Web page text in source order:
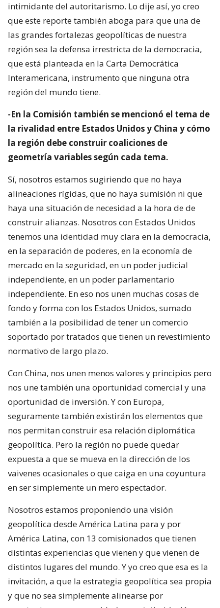
intimidante del autoritarismo. Lo dije así, yo creo
que este reporte también aboga para que una de
las grandes fortalezas geopolíticas de nuestra
región sea la defensa irrestricta de la democracia,
que está planteada en la Carta Democrática
Interamericana, instrumento que ninguna otra
región del mundo tiene.
-En la Comisión también se mencionó el tema de
la rivalidad entre Estados Unidos y China y cómo
la región debe construir coaliciones de
geometría variables según cada tema.
Sí, nosotros estamos sugiriendo que no haya
alineaciones rígidas, que no haya sumisión ni que
haya una situación de necesidad a la hora de de
construir alianzas. Nosotros con Estados Unidos
tenemos una identidad muy clara en la democracia,
en la separación de poderes, en la economía de
mercado en la seguridad, en un poder judicial
independiente, en un poder parlamentario
independiente. En eso nos unen muchas cosas de
fondo y forma con los Estados Unidos, sumado
también a la posibilidad de tener un comercio
soportado por tratados que tienen un revestimiento
normativo de largo plazo.
Con China, nos unen menos valores y principios pero
nos une también una oportunidad comercial y una
oportunidad de inversión. Y con Europa,
seguramente también existirán los elementos que
nos permitan construir esa relación diplomática
geopolítica. Pero la región no puede quedar
expuesta a que se mueva en la dirección de los
vaivenes ocasionales o que caiga en una coyuntura
en ser simplemente un mero espectador.
Nosotros estamos proponiendo una visión
geopolítica desde América Latina para y por
América Latina, con 13 comisionados que tienen
distintas experiencias que vienen y que vienen de
distintos lugares del mundo. Y yo creo que esa es la
invitación, a que la estrategia geopolítica sea propia
y que no sea simplemente alinearse por